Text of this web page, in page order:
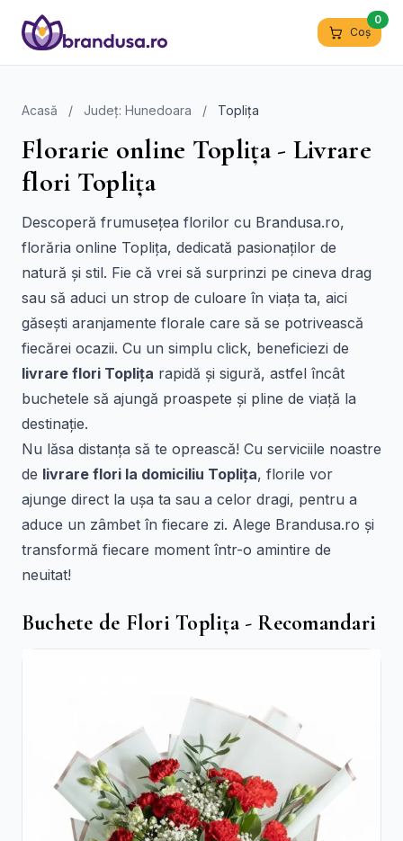
Coș
0
Acasă / Județ: Hunedoara / Toplița
Florarie online Toplița - Livrare
flori Toplița
Descoperă frumusețea florilor cu Brandusa.ro,
florăria online Toplița, dedicată pasionaților de
natură și stil. Fie că vrei să surprinzi pe cineva drag
sau să aduci un strop de culoare în viața ta, aici
găsești aranjamente florale care să se potrivească
fiecărei ocazii. Cu un simplu click, beneficiezi de
livrare flori Toplița rapidă și sigură, astfel încât
buchetele să ajungă proaspete și pline de viață la
destinație.
Nu lăsa distanța să te oprească! Cu serviciile noastre
de livrare flori la domiciliu Toplița, florile vor
ajunge direct la ușa ta sau a celor dragi, pentru a
aduce un zâmbet în fiecare zi. Alege Brandusa.ro și
transformă fiecare moment într-o amintire de
neuitat!
Buchete de Flori Toplița - Recomandari